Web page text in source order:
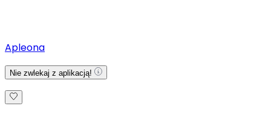
Apleona
Nie zwlekaj z aplikacją!